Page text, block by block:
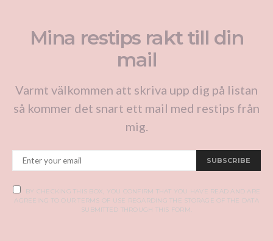
Mina restips rakt till din
mail
Varmt välkommen att skriva upp dig på listan
så kommer det snart ett mail med restips från
mig.
SUBSCRIBE
BY CHECKING THIS BOX, YOU CONFIRM THAT YOU HAVE READ AND ARE
AGREEING TO OUR TERMS OF USE REGARDING THE STORAGE OF THE DATA
SUBMITTED THROUGH THIS FORM.